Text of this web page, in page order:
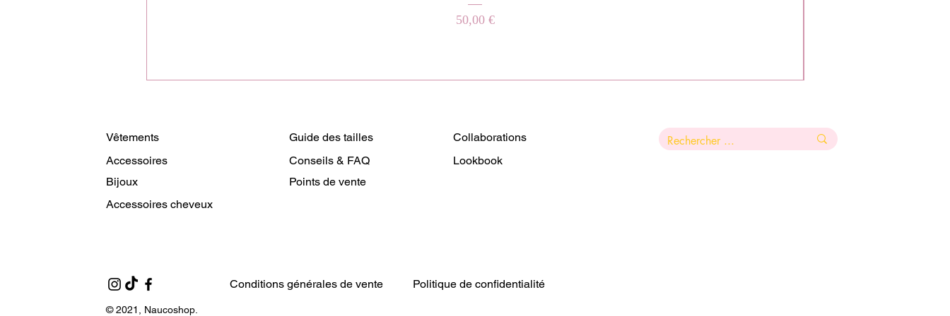
Prix
50,00 €
Vêtements
Accessoires
Bijoux
Guide des tailles
Conseils & FAQ
Points de vente
Collaborations
Lookbook
Accessoires cheveux
Conditions générales de vente Politique de confidentialité
© 2021, Naucoshop.